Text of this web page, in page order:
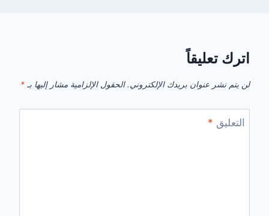
اترك تعليقاً
لن يتم نشر عنوان بريدك الإلكتروني. الحقول الإلزامية مشار إليها بـ *
التعليق *